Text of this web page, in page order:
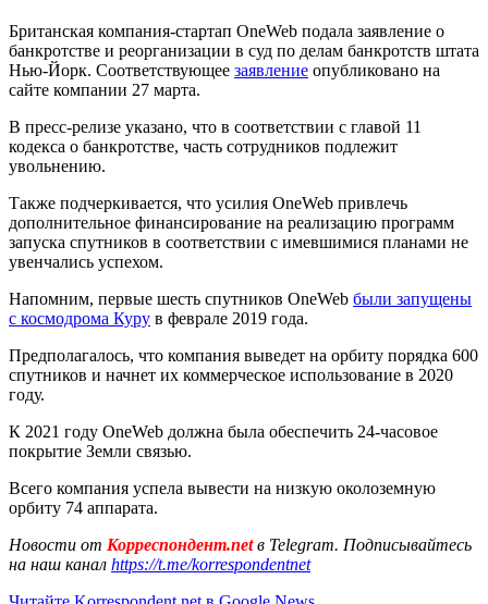
Британская компания-стартап OneWeb подала заявление о
банкротстве и реорганизации в суд по делам банкротств штата
Нью-Йорк. Соответствующее заявление опубликовано на
сайте компании 27 марта.
В пресс-релизе указано, что в соответствии с главой 11
кодекса о банкротстве, часть сотрудников подлежит
увольнению.
Также подчеркивается, что усилия OneWeb привлечь
дополнительное финансирование на реализацию программ
запуска спутников в соответствии с имевшимися планами не
увенчались успехом.
Напомним, первые шесть спутников OneWeb были запущены
с космодрома Куру в феврале 2019 года.
Предполагалось, что компания выведет на орбиту порядка 600
спутников и начнет их коммерческое использование в 2020
году.
К 2021 году OneWeb должна была обеспечить 24-часовое
покрытие Земли связью.
Всего компания успела вывести на низкую околоземную
орбиту 74 аппарата.
Новости от Корреспондент.netв Telegram. Подписывайтесь
на наш канал https://t.me/korrespondentnet